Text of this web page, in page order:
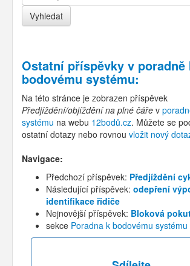
Ostatní příspěvky v poradně
bodovému systému:
Na této stránce je zobrazen příspěvek
Předjíždění/objíždění na plné čáře v
systému na webu 12bodů.cz. Můžete se
ostatní dotazy nebo rovnou vložit nový
Navigace:
Předchozí příspěvek: Předjíždění
Následující příspěvek: odepření
identifikace řidiče
Nejnovější příspěvek: Bloková
sekce Poradna k bodovému systému